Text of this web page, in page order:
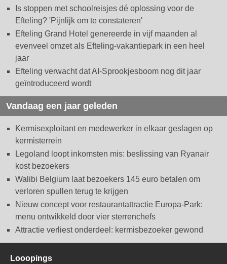
Is stoppen met schoolreisjes dé oplossing voor de
Efteling? 'Pijnlijk om te constateren'
Efteling Grand Hotel genereerde in vijf maanden al
evenveel omzet als Efteling-vakantiepark in een heel
jaar
Efteling verwacht dat AI-Sprookjesboom nog dit jaar
geïntroduceerd wordt
Vandaag een jaar geleden
Kermisexploitant en medewerker in elkaar geslagen op
kermisterrein
Legoland loopt inkomsten mis: beslissing van Ryanair
kost bezoekers
Walibi Belgium laat bezoekers 145 euro betalen om
verloren spullen terug te krijgen
Nieuw concept voor restaurantattractie Europa-Park:
menu ontwikkeld door vier sterrenchefs
Attractie verliest onderdeel: kermisbezoeker gewond
Looopings